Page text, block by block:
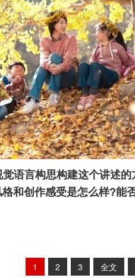
语言构思构建这个讲述
和创作感受是怎么样?能
1 2 3 全文